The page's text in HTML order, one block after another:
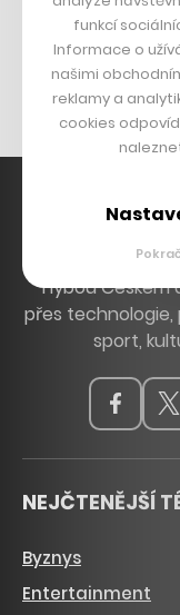
Bomma není
Originální hodinky
Nábytek z betonu
Hlavní zdroj
hýbou Českem
přes technologie,
sport,
NEJČTENĚJŠÍ
Byznys
Entertainment
funkcí
Informace o
našimi
reklamy a
cookies